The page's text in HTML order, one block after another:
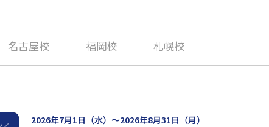
名古屋校 福岡校 札幌校
2026年7月1日（水）～2026年8月31日（月）